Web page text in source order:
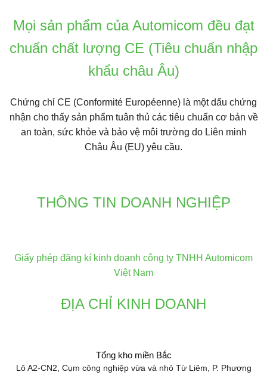
nhiều
thể.
có
thể
được
chọn
trên
nhiều
thể.
có
được
chọn
Mọi sản phẩm của Automicom đều đạt
chuẩn chất lượng CE (Tiêu chuẩn nhập
khẩu châu Âu)
Chứng chỉ CE (Conformité Européenne) là một dấu chứng
nhận cho thấy sản phẩm tuân thủ các tiêu chuẩn cơ bản về
an toàn, sức khỏe và bảo vệ môi trường do Liên minh
Châu Âu (EU) yêu cầu.
THÔNG TIN DOANH NGHIỆP
Giấy phép đăng kí kinh doanh công ty TNHH Automicom
Việt Nam
ĐỊA CHỈ KINH DOANH
Tổng kho miền Bắc
Lô A2-CN2, Cụm công nghiệp vừa và nhỏ Từ Liêm, P. Phương